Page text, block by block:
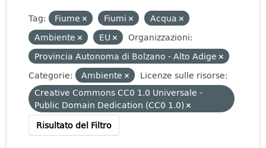
Tag: Fiume Fiumi
Acqua
Ambiente
EU
Organizzazioni:
Provincia Autonoma di Bolzano - Alto Adige
Categorie:
Ambiente
Licenze sulle risorse:
Creative Commons CC0 1.0 Universale -
Public Domain Dedication (CC0 1.0)
Risultato del Filtro